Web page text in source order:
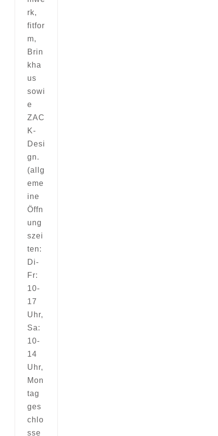
rk,
fitfor
m,
Brin
kha
us
sowi
e
ZAC
K-
Desi
gn.
(allg
eme
ine
Öffn
ung
szei
ten:
Di-
Fr:
10-
17
Uhr,
Sa:
10-
14
Uhr,
Mon
tag
ges
chlo
sse